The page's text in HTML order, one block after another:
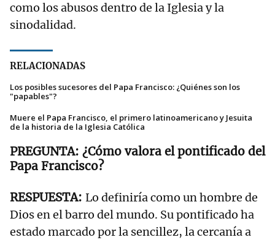
como los abusos dentro de la Iglesia y la
sinodalidad.
RELACIONADAS
Los posibles sucesores del Papa Francisco: ¿Quiénes son los
"papables"?
Muere el Papa Francisco, el primero latinoamericano y Jesuita
de la historia de la Iglesia Católica
¿Cómo valora el pontificado del
Papa Francisco?
Lo definiría como un hombre de
Dios en el barro del mundo. Su pontificado ha
estado marcado por la sencillez, la cercanía a